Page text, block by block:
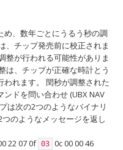
め、数年ごとにうるう秒の調
、チップ発売前に校正されま
整が行われる可能性がありま
は、チップが正確な時計とう
れます。 閏秒が調整された
ドを問い合わせ (UBX NAV
は次の2つのようなバイナリ
のようなメッセージを返し
22 07 0f 03 0c 00 00 46